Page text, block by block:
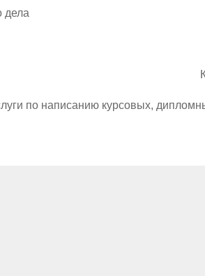
дела
по написанию курсовых,